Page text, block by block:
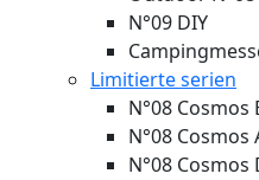
N°09 DIY
Limitierte serien
N°08 Cosmos
N°08 Cosmos
N°08